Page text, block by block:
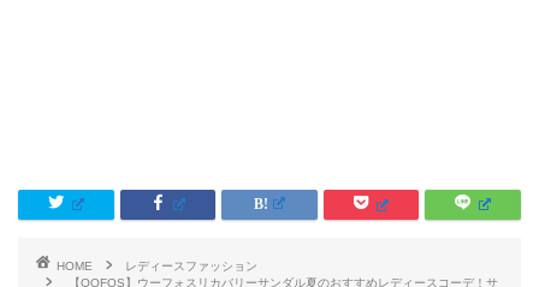
HOME
レディースファッション
【OOFOS】ウーフォスリカバリーサンダル夏のおすすめレディースコーデ！サ